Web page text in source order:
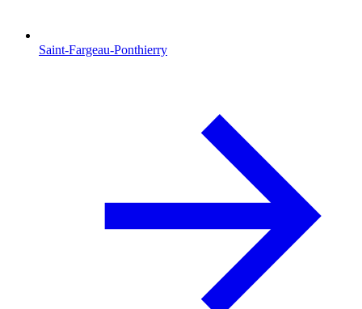
Saint-Fargeau-Ponthierry